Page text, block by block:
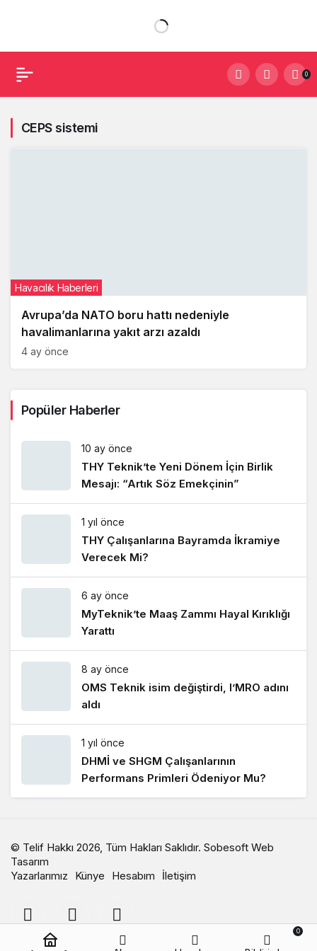
0
CEPS sistemi
Avrupa’da NATO boru hattı nedeniyle
havalimanlarına yakıt arzı azaldı
Havacılık Haberleri
4 ay önce
Popüler Haberler
10 ay önce
THY Teknik’te Yeni Dönem İçin Birlik
Mesajı: “Artık Söz Emekçinin”
1 yıl önce
THY Çalışanlarına Bayramda İkramiye
Verecek Mi?
6 ay önce
MyTeknik’te Maaş Zammı Hayal Kırıklığı
Yarattı
8 ay önce
OMS Teknik isim değiştirdi, I’MRO adını
aldı
1 yıl önce
DHMİ ve SHGM Çalışanlarının
Performans Primleri Ödeniyor Mu?
© Telif Hakkı 2026, Tüm Hakları Saklıdır. Sobesoft Web
Tasarım
Yazarlarımız
Künye Hesabım İletişim
0